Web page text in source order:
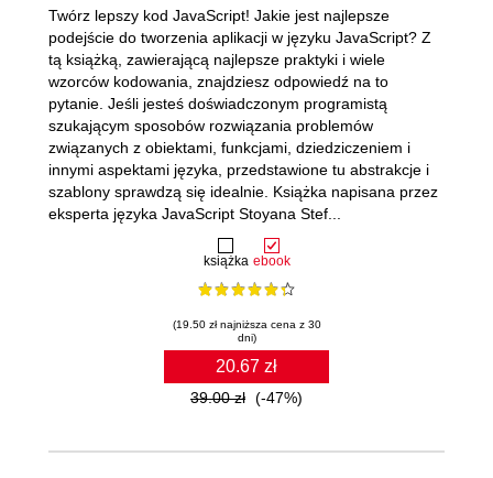
książka ebook
(19.50 zł najniższa cena z 30
dni)
20.67 zł
39.00 zł (-47%)
Twórz lepszy kod JavaScript! Jakie jest najlepsze
podejście do tworzenia aplikacji w języku JavaScript? Z
tą książką, zawierającą najlepsze praktyki i wiele
wzorców kodowania, znajdziesz odpowiedź na to
pytanie. Jeśli jesteś doświadczonym programistą
szukającym sposobów rozwiązania problemów
związanych z obiektami, funkcjami, dziedziczeniem i
innymi aspektami języka, przedstawione tu abstrakcje i
szablony sprawdzą się idealnie. Książka napisana przez
eksperta języka JavaScript Stoyana Stef...